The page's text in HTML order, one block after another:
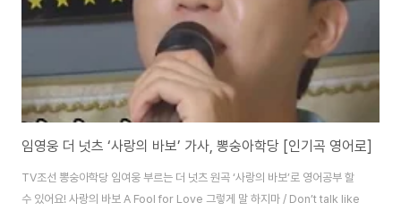
임영웅 더 넛츠 ‘사랑의 바보’ 가사, 뽕숭아학당 [인기곡 영어로]
TV조선 뽕숭아학당 임여웅 부르는 더 넛츠 원곡 ‘사랑의 바보’로 영어공부 할
수 있어요! 사랑의 바보 A Fool for Love 그렇게 말 하지마 / Don’t talk like